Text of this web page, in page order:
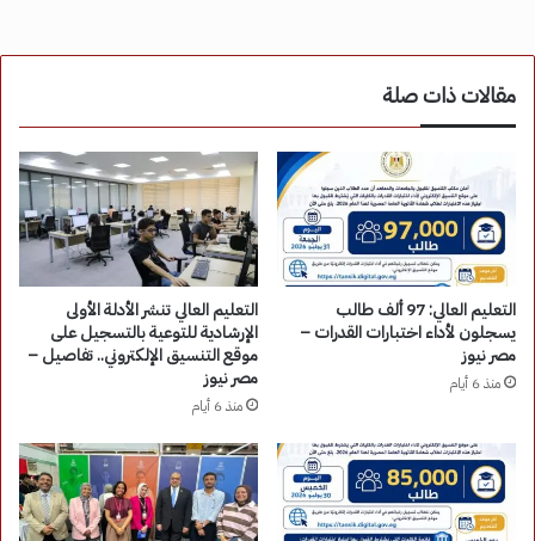
مقالات ذات صلة
التعليم العالي: 97 ألف طالب
يسجلون لأداء اختبارات القدرات –
مصر نيوز
منذ 6 أيام
التعليم العالي تنشر الأدلة الأولى
الإرشادية للتوعية بالتسجيل على
موقع التنسيق الإلكتروني.. تفاصيل –
مصر نيوز
منذ 6 أيام